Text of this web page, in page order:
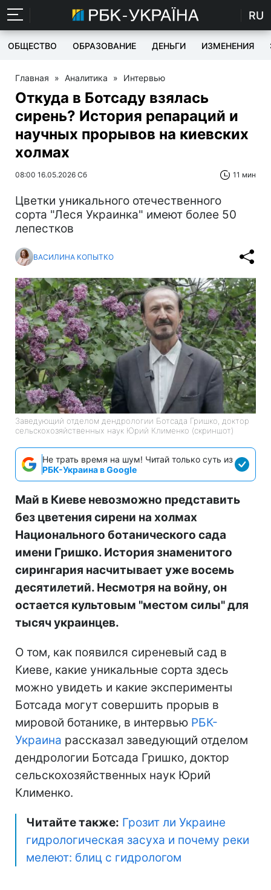
RU
ОБЩЕСТВО ОБРАЗОВАНИЕ ДЕНЬГИ ИЗМЕНЕНИЯ
Главная » Аналитика » Интервью
Откуда в Ботсаду взялась
сирень? История репараций и
научных прорывов на киевских
холмах
08:00 16.05.2026 Сб 11 мин
Цветки уникального отечественного
сорта "Леся Украинка" имеют более 50
лепестков
ВАСИЛИНА КОПЫТКО
Заведующий отделом дендрологии Ботсада Гришко, доктор
сельскохозяйственных наук Юрий Клименко (скриншот)
Не трать время на шум! Читай только суть из
РБК-Украина в Google
Май в Киеве невозможно представить
без цветения сирени на холмах
Национального ботанического сада
имени Гришко. История знаменитого
сирингария насчитывает уже восемь
десятилетий. Несмотря на войну, он
остается культовым "местом силы" для
тысяч украинцев.
О том, как появился сиреневый сад в
Киеве, какие уникальные сорта здесь
можно увидеть и какие эксперименты
Ботсада могут совершить прорыв в
мировой ботанике, в интервью РБК-
Украина рассказал заведующий отделом
дендрологии Ботсада Гришко, доктор
сельскохозяйственных наук Юрий
Клименко.
Читайте также: Грозит ли Украине
гидрологическая засуха и почему реки
мелеют: блиц с гидрологом